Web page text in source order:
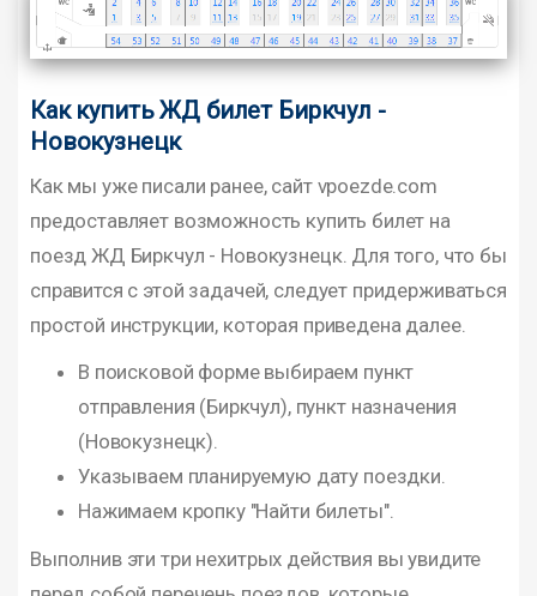
Как купить ЖД билет Биркчул -
Новокузнецк
Как мы уже писали ранее, сайт vpoezde.com
предоставляет возможность купить билет на
поезд ЖД Биркчул - Новокузнецк. Для того, что бы
справится с этой задачей, следует придерживаться
простой инструкции, которая приведена далее.
В поисковой форме выбираем пункт
отправления (Биркчул), пункт назначения
(Новокузнецк).
Указываем планируемую дату поездки.
Нажимаем кропку "Найти билеты".
Выполнив эти три нехитрых действия вы увидите